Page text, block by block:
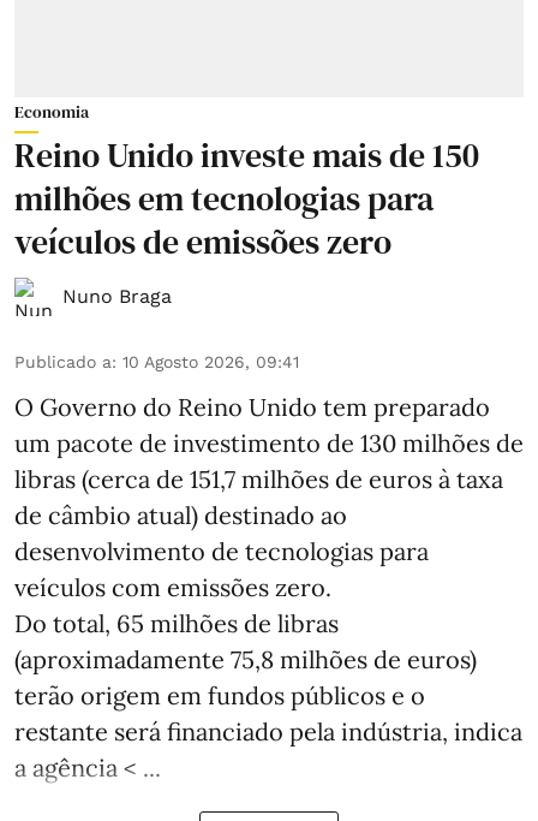
Economia
Reino Unido investe mais de 150
milhões em tecnologias para
veículos de emissões zero
Nuno Braga
Publicado a: 10 Agosto 2026, 09:41
O Governo do Reino Unido tem preparado
um pacote de investimento de 130 milhões de
libras (cerca de 151,7 milhões de euros à taxa
de câmbio atual) destinado ao
desenvolvimento de tecnologias para
veículos com emissões zero.
Do total, 65 milhões de libras
(aproximadamente 75,8 milhões de euros)
terão origem em fundos públicos e o
restante será financiado pela indústria, indica
a agência < ...